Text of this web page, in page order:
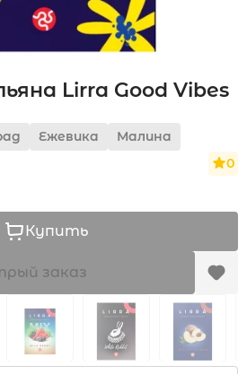
Lirra Good Vibes
Ежевика
Малина
0
Купить
заказ